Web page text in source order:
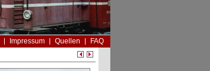
Impressum Quellen
FAQ